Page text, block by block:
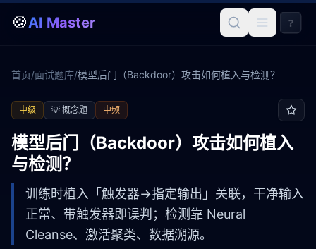
🍪AI Master ?
首页/面试题库/模型后门（Backdoor）攻击如何植入与检测？
中级 💡 概念题 中频
模型后门（Backdoor）攻击如何植入
与检测？
训练时植入「触发器→指定输出」关联，干净输入
正常、带触发器即误判；检测靠 Neural
Cleanse、激活聚类、数据溯源。